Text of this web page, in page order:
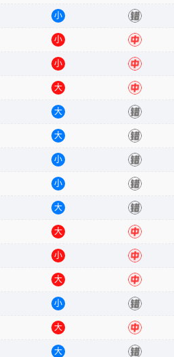
小 错
小 中
小 中
大 中
大 错
大 错
小 错
小 错
大 错
大 中
小 中
大 中
小 错
大 中
大 错